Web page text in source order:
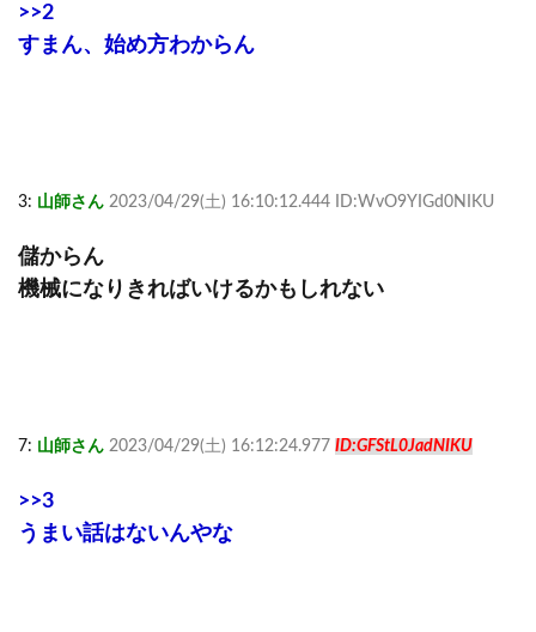
>>2
すまん、始め方わからん
3: 山師さん 2023/04/29(土) 16:10:12.444 ID:WvO9YIGd0NIKU
儲からん
機械になりきればいけるかもしれない
7: 山師さん 2023/04/29(土) 16:12:24.977 ID:GFStL0JadNIKU
>>3
うまい話はないんやな